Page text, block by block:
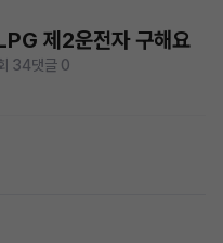
제2운전자 구해요
34댓글 0